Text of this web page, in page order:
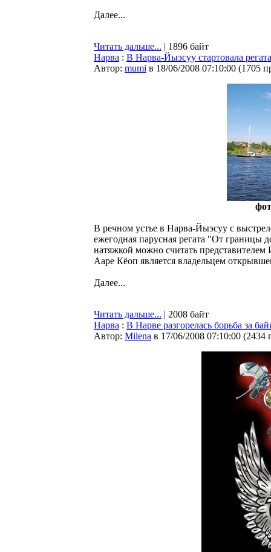
Далее...
Читать дальше... | 1896 байт
Нарва : В Нарва-Йыэсуу стартовала регата
Автор: mumi в 18/06/2008 07:10:00 (1705
В речном устье в Нарва-Йыэсуу с
ежегодная парусная регата "От границы
натяжкой можно считать
Ааре Кёоп является владельцем
Далее...
Читать дальше... | 2008 байт
Нарва : В Нарве разгорелась борьба за
Автор: Milena в 17/06/2008 07:10:00 (2434